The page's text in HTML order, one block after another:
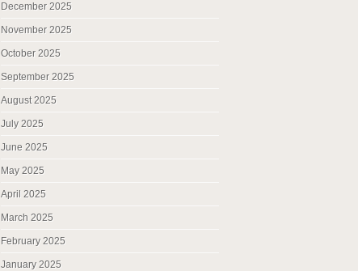
December 2025
November 2025
October 2025
September 2025
August 2025
July 2025
June 2025
May 2025
April 2025
March 2025
February 2025
January 2025